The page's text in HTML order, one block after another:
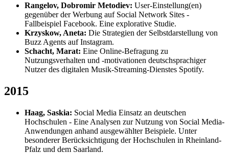
Rangelov, Dobromir Metodiev: User-Einstellung(en)
gegenüber der Werbung auf Social Network Sites -
Fallbeispiel Facebook. Eine explorative Studie.
Krzyskow, Aneta: Die Strategien der Selbstdarstellung von
Buzz Agents auf Instagram.
Schacht, Marat: Eine Online-Befragung zu
Nutzungsverhalten und -motivationen deutschsprachiger
Nutzer des digitalen Musik-Streaming-Dienstes Spotify.
2015
Haag, Saskia: Social Media Einsatz an deutschen
Hochschulen - Eine Analysen zur Nutzung von Social Media-
Anwendungen anhand ausgewählter Beispiele. Unter
besonderer Berücksichtigung der Hochschulen in Rheinland-
Pfalz und dem Saarland.